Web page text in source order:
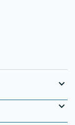
expand_more
expand_more